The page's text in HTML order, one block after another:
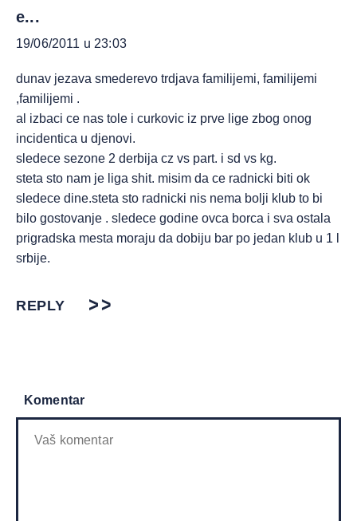
e...
19/06/2011 u 23:03
dunav jezava smederevo trdjava familijemi, familijemi
,familijemi .
al izbaci ce nas tole i curkovic iz prve lige zbog onog
incidentica u djenovi.
sledece sezone 2 derbija cz vs part. i sd vs kg.
steta sto nam je liga shit. misim da ce radnicki biti ok
sledece dine.steta sto radnicki nis nema bolji klub to bi
bilo gostovanje . sledece godine ovca borca i sva ostala
prigradska mesta moraju da dobiju bar po jedan klub u 1 l
srbije.
REPLY
Komentar